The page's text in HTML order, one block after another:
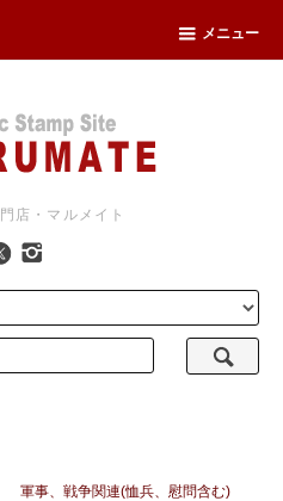
メニュー
店・マルメイト
軍事、戦争関連(恤兵、慰問含む)